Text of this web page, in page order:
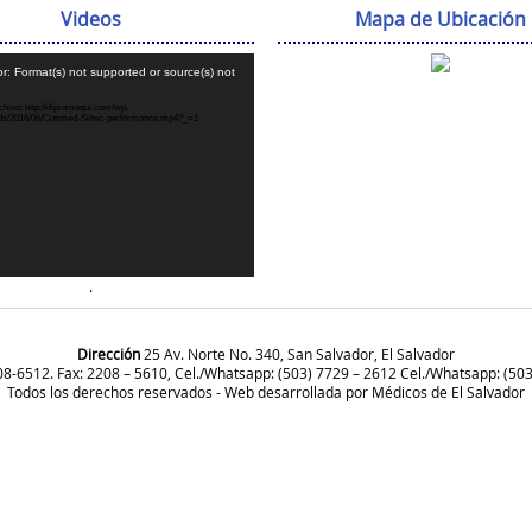
Videos
de
Format(s) not supported or source(s) not
http://dipromequi.com/wp-
2016/06/Cutimed-Siltec-performance.mp4?_=1
.
Mapa de Ubicación
Dirección 25 Av. Norte No. 340, San Salvador, El Salvador
6512. Fax: 2208 – 5610, Cel./Whatsapp: (503) 7729 – 2612 Cel./Whatsapp:
Todos los derechos reservados - Web desarrollada por Médicos de El Salvador